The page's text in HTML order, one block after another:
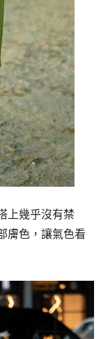
上幾乎沒有禁
膚色，讓氣色看